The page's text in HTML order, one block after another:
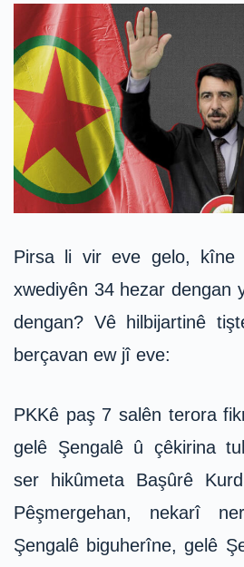
Pirsa li vir eve gelo, kîne
xwediyên 34 hezar dengan
dengan? Vê hilbijartinê
berçavan ew jî eve:
PKKê paş 7 salên terora
gelê Şengalê û çêkirina
ser hikûmeta Başûrê
Pêşmergehan, nekarî
Şengalê biguherîne, gelê